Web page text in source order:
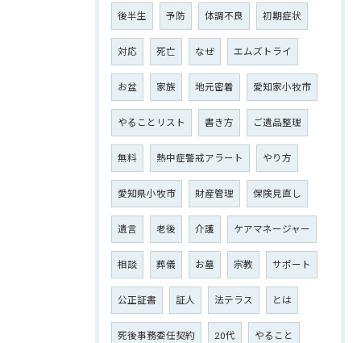
後半生 予防 体調不良 初期症状
対応 死亡 なぜ エムズトライ
お盆 家族 地元密着 愛知家小牧市
やることリスト 書き方 ご遺品整理
無料 熱中症警戒アラート やり方
愛知県小牧市 財産管理 保険見直し
遺言 老後 介護 ケアマネージャー
相談 葬儀 お墓 宗教 サポート
公正証書 証人 法テラス とは
死後事務委任契約 20代 やること